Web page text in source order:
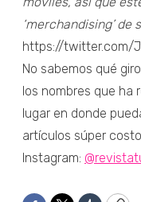
‘merchandising’
https://twitter.com/
No sabemos qué
los nombres que ha
lugar en donde
artículos súper
Instagram: